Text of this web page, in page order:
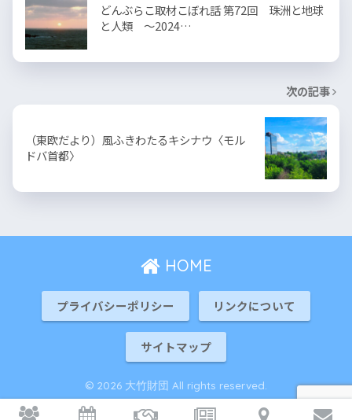
どんぶらこ取材こぼれ話 第72回 珠洲と地球
と人類 〜2024…
次の記事
（東欧だより）風ふきわたるキシナウ〈モル
ドバ首都〉
HOME
プライバシーポリシー リンクについて
サイトマップ
© 2026 大竹財団 All rights reserved.